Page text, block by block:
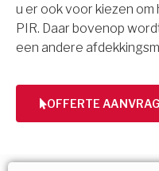
u er ook voor kiezen
PIR. Daar bovenop
een andere
OFFERTE